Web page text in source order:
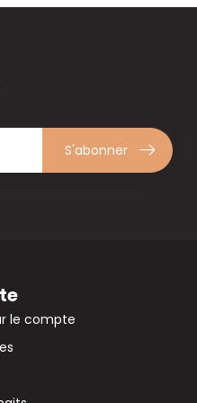
S'abonner
le compte